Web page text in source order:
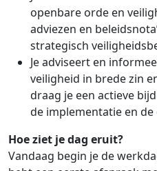
openbare orde en
adviezen en
strategisch
Je adviseert en
veiligheid in brede zin
draag je een actieve
de implementatie en de
Hoe ziet je dag eruit?
Vandaag begin je de